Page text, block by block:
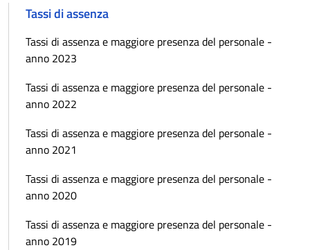
Tassi di assenza
Tassi di assenza e maggiore presenza del personale -
anno 2023
Tassi di assenza e maggiore presenza del personale -
anno 2022
Tassi di assenza e maggiore presenza del personale -
anno 2021
Tassi di assenza e maggiore presenza del personale -
anno 2020
Tassi di assenza e maggiore presenza del personale -
anno 2019